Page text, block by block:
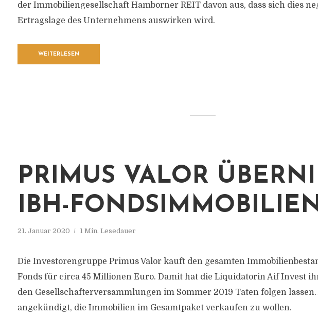
der Immobiliengesellschaft Hamborner REIT davon aus, dass sich dies
Ertragslage des Unternehmens auswirken wird.
WEITERLESEN
PRIMUS VALOR
IBH-
21. Januar 2020 1 Min. Lesedauer
Die Investorengruppe Primus Valor kauft den gesamten
Fonds für circa 45 Millionen Euro. Damit hat die Liquidatorin Aif Invest
den Gesellschafterversammlungen im Sommer 2019 Taten folgen
angekündigt, die Immobilien im Gesamtpaket verkaufen zu wollen.